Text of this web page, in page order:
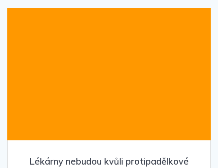
Lékárny nebudou kvůli protipadělkové